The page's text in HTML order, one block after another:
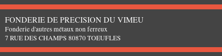
FONDERIE DE PRECISION DU VIMEU
Fonderie d'autres métaux non ferreux
7 RUE DES CHAMPS 80870 TOEUFLES